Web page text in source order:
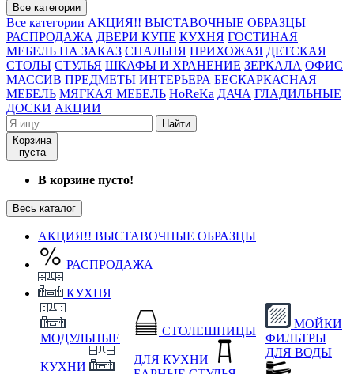
Все категории
Все категории АКЦИЯ!! ВЫСТАВОЧНЫЕ ОБРАЗЦЫ
РАСПРОДАЖА ДВЕРИ КУПЕ КУХНЯ ГОСТИНАЯ
МЕБЕЛЬ НА ЗАКАЗ СПАЛЬНЯ ПРИХОЖАЯ ДЕТСКАЯ
СТОЛЫ СТУЛЬЯ ШКАФЫ И ХРАНЕНИЕ ЗЕРКАЛА ОФИС
МАССИВ ПРЕДМЕТЫ ИНТЕРЬЕРА БЕСКАРКАСНАЯ
МЕБЕЛЬ МЯГКАЯ МЕБЕЛЬ HoReKa ДАЧА ГЛАДИЛЬНЫЕ
ДОСКИ АКЦИИ
Найти
Корзина
пуста
В корзине пусто!
Весь каталог
АКЦИЯ!! ВЫСТАВОЧНЫЕ ОБРАЗЦЫ
РАСПРОДАЖА
КУХНЯ
МОДУЛЬНЫЕ
КУХНИ
СТОЛЕШНИЦЫ
ДЛЯ КУХНИ
МОЙКИ
ФИЛЬТРЫ
ДЛЯ ВОДЫ